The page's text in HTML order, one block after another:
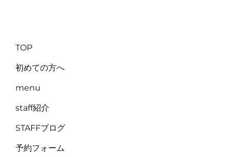
TOP
初めての方へ
menu
staff紹介
STAFFブログ
予約フォーム